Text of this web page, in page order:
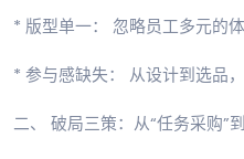
* 版型单一： 忽略员工多元的
* 参与感缺失： 从设计到选品，
二、 破局三策：从“任务采购”